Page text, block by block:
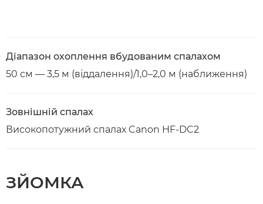
Діапазон охоплення вбудованим спалахом
50 см — 3,5 м (віддалення)/1,0–2,0 м (наближення)
Зовнішній спалах
Високопотужний спалах Canon HF-DC2
ЗЙОМКА